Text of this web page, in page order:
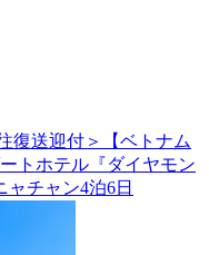
復送迎付＞【ベトナム
トホテル『ダイヤモン
ャチャン4泊6日